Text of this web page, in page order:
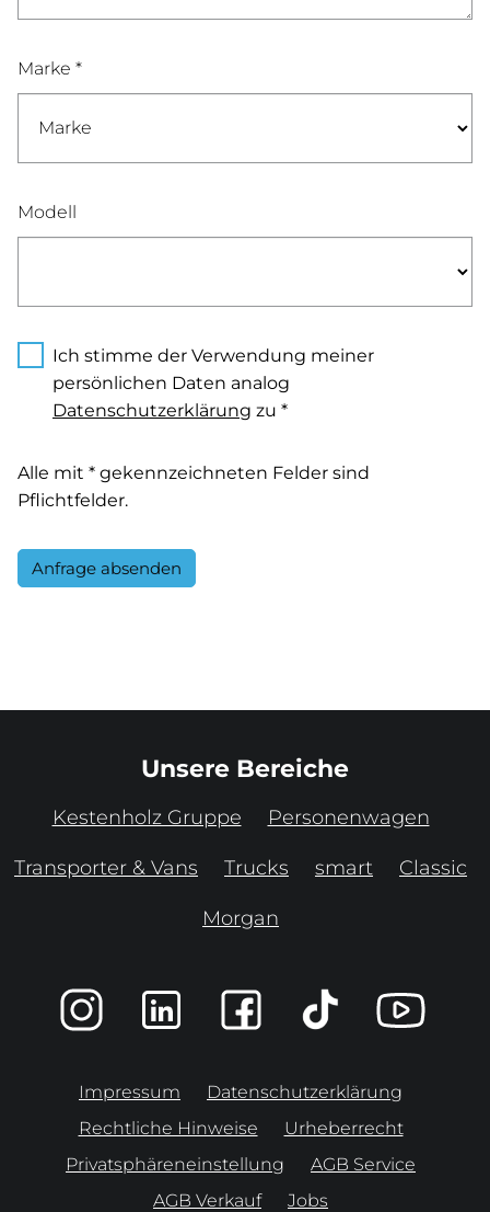
Marke *
Modell
Ich stimme der Verwendung meiner
persönlichen Daten analog
Datenschutzerklärung zu *
Alle mit * gekennzeichneten Felder sind
Pflichtfelder.
Anfrage absenden
Unsere Bereiche
Kestenholz Gruppe Personenwagen
Transporter & Vans Trucks smart Classic
Morgan
Impressum
Datenschutzerklärung
Rechtliche Hinweise
Urheberrecht
Privatsphäreneinstellung
AGB Service
AGB Verkauf
Jobs